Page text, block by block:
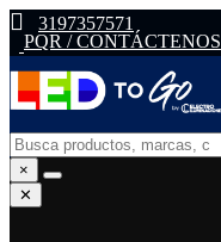
3197357571
PQR / CONTÁCTENOS
×
✕